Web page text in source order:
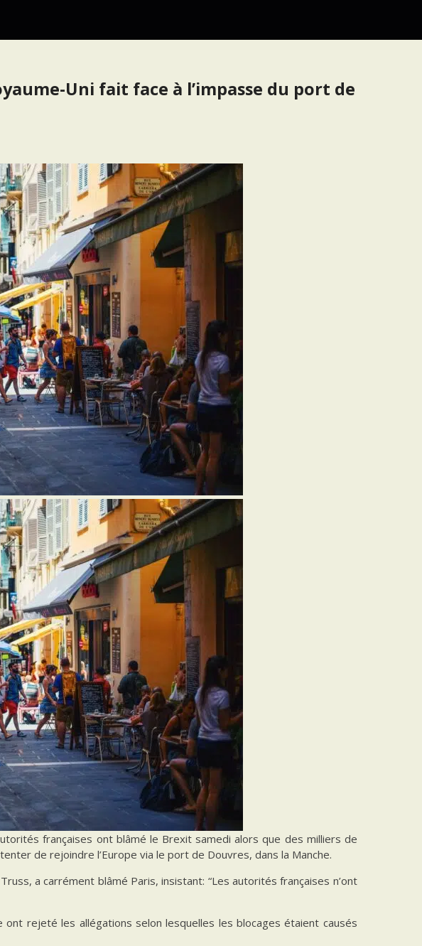
Uni fait face à l’impasse du port de
françaises ont blâmé le Brexit samedi alors que des milliers de
de rejoindre l’Europe via le port de Douvres, dans la Manche.
a carrément blâmé Paris, insistant: “Les autorités françaises n’ont
ont rejeté les allégations selon lesquelles les blocages étaient causés